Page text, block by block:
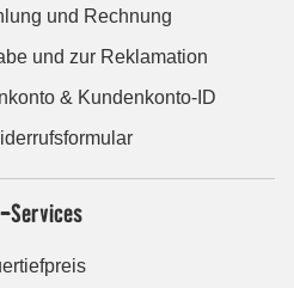
und Rechnung
und zur Reklamation
& Kundenkonto-ID
Services